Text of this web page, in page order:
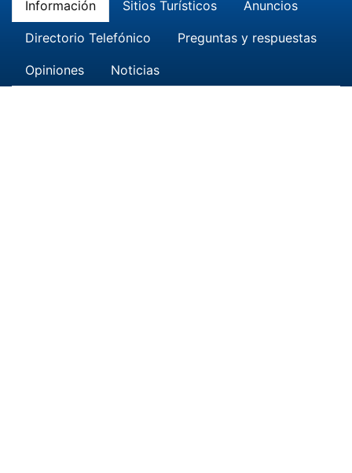
Información Sitios Turísticos Anuncios
Directorio Telefónico Preguntas y respuestas
Opiniones Noticias